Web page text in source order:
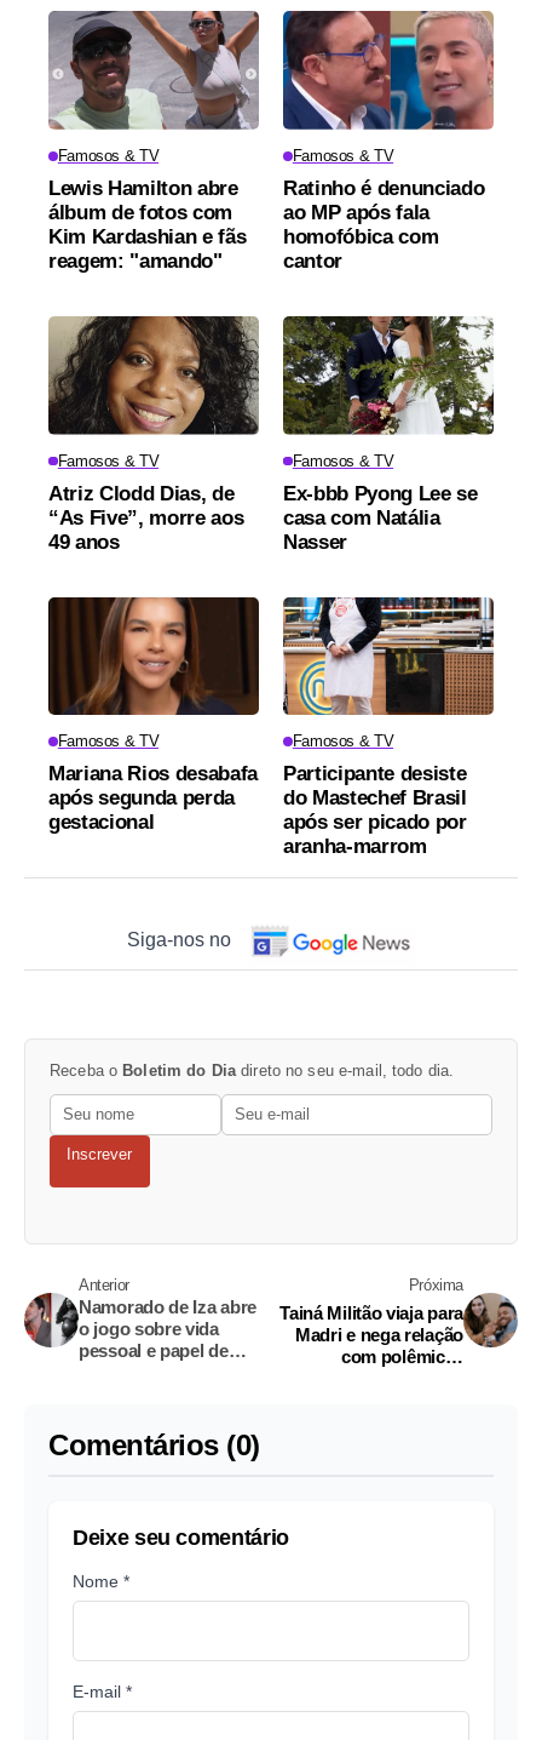
Famosos & TV
Lewis Hamilton abre
álbum de fotos com
Kim Kardashian e fãs
reagem: "amando"
Famosos & TV
Ratinho é denunciado
ao MP após fala
homofóbica com
cantor
Famosos & TV
Atriz Clodd Dias, de
“As Five”, morre aos
49 anos
Famosos & TV
Ex-bbb Pyong Lee se
casa com Natália
Nasser
Famosos & TV
Mariana Rios desabafa
após segunda perda
gestacional
Famosos & TV
Participante desiste
do Mastechef Brasil
após ser picado por
aranha-marrom
Siga-nos no
Receba o Boletim do Diadireto no seu e-mail, todo dia.
Inscrever
Anterior
Namorado de Iza abre
o jogo sobre vida
pessoal e papel de
Próxima
Tainá Militão viaja para
Madri e nega relação
com polêmicas
Comentários (0)
Deixe seu comentário
Nome *
E-mail *